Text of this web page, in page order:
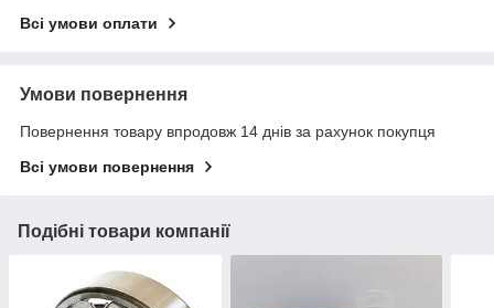
Всі умови оплати
Умови повернення
Повернення товару впродовж 14 днів за рахунок покупця
Всі умови повернення
Подібні товари компанії